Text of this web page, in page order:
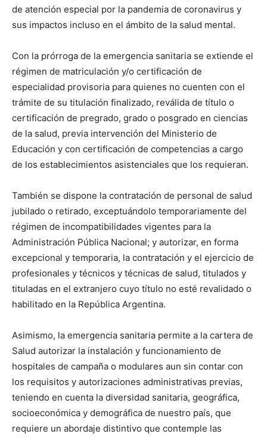
de atención especial por la pandemia de coronavirus y
sus impactos incluso en el ámbito de la salud mental.
Con la prórroga de la emergencia sanitaria se extiende el
régimen de matriculación y/o certificación de
especialidad provisoria para quienes no cuenten con el
trámite de su titulación finalizado, reválida de título o
certificación de pregrado, grado o posgrado en ciencias
de la salud, previa intervención del Ministerio de
Educación y con certificación de competencias a cargo
de los establecimientos asistenciales que los requieran.
También se dispone la contratación de personal de salud
jubilado o retirado, exceptuándolo temporariamente del
régimen de incompatibilidades vigentes para la
Administración Pública Nacional; y autorizar, en forma
excepcional y temporaria, la contratación y el ejercicio de
profesionales y técnicos y técnicas de salud, titulados y
tituladas en el extranjero cuyo título no esté revalidado o
habilitado en la República Argentina.
Asimismo, la emergencia sanitaria permite a la cartera de
Salud autorizar la instalación y funcionamiento de
hospitales de campaña o modulares aun sin contar con
los requisitos y autorizaciones administrativas previas,
teniendo en cuenta la diversidad sanitaria, geográfica,
socioeconómica y demográfica de nuestro país, que
requiere un abordaje distintivo que contemple las